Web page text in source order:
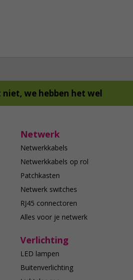
niet, we hebben het wel
Netwerk
Netwerkkabels
Netwerkkabels op rol
Patchkasten
Netwerk switches
RJ45 connectoren
Alles voor je netwerk
Verlichting
LED lampen
Buitenverlichting